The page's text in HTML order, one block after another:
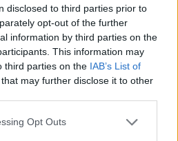
disclosed to third parties prior to
opt-out of the further
information by third parties on the
This information may
third parties on the IAB’s List of
that may further disclose it to other
app uses one or more Google
Opt Outs